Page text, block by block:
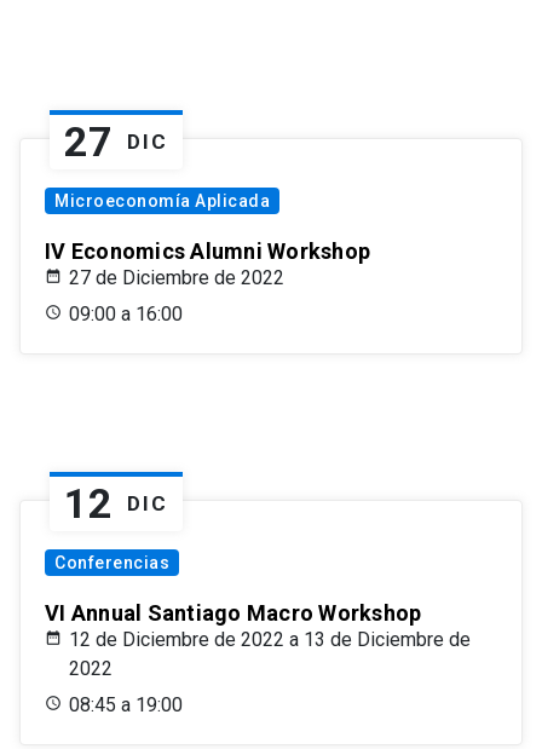
27 DIC
Microeconomía Aplicada
IV Economics Alumni Workshop
27 de Diciembre de 2022
09:00 a 16:00
12 DIC
Conferencias
VI Annual Santiago Macro Workshop
12 de Diciembre de 2022 a 13 de Diciembre de
2022
08:45 a 19:00